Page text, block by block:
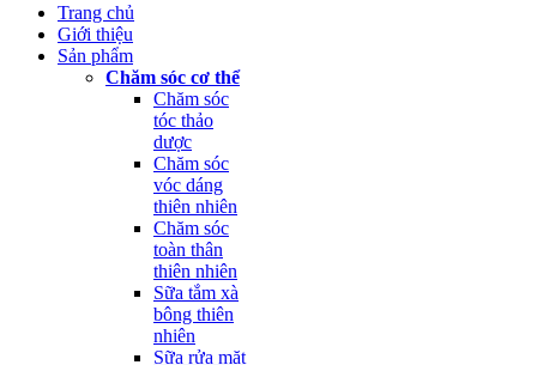
Trang chủ
Giới thiệu
Sản phẩm
Chăm sóc cơ thể
Chăm sóc
tóc thảo
dược
Chăm sóc
vóc dáng
thiên nhiên
Chăm sóc
toàn thân
thiên nhiên
Sữa tắm xà
bông thiên
nhiên
Sữa rửa mặt